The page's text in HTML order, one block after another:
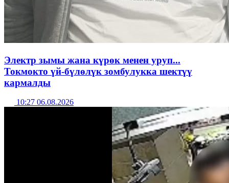
Электр зымы жана күрөк менен уруп...
Токмокто үй-бүлөлүк зомбулукка шектүү
кармалды
10:27 06.08.2026